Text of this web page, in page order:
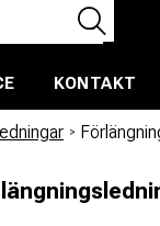
KONTAKT
/